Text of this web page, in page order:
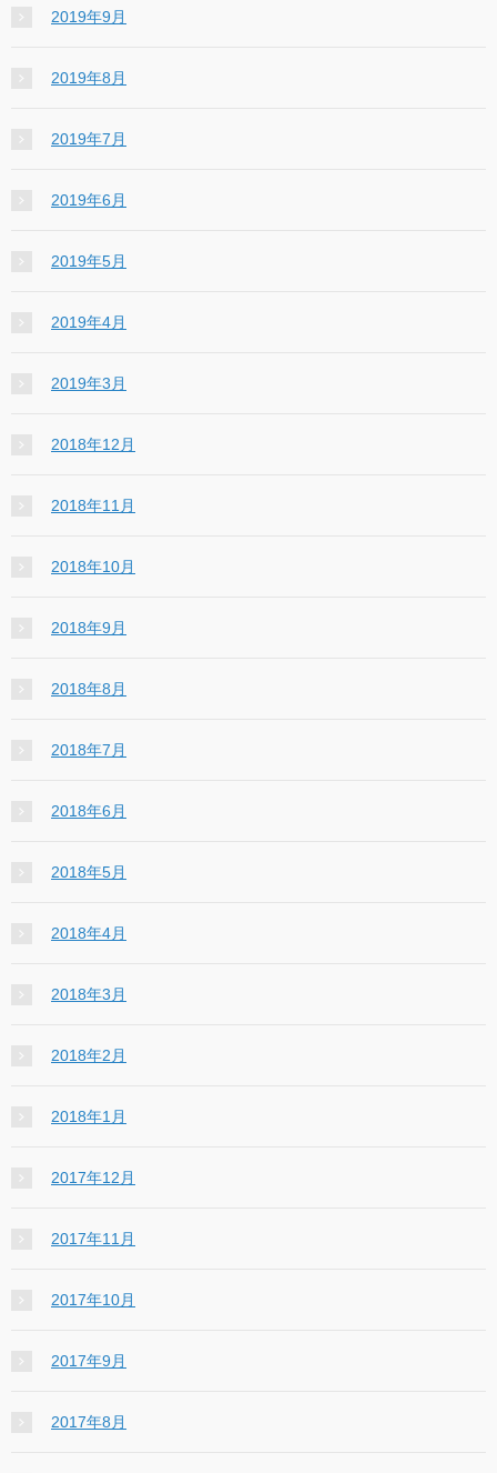
2019年9月
2019年8月
2019年7月
2019年6月
2019年5月
2019年4月
2019年3月
2018年12月
2018年11月
2018年10月
2018年9月
2018年8月
2018年7月
2018年6月
2018年5月
2018年4月
2018年3月
2018年2月
2018年1月
2017年12月
2017年11月
2017年10月
2017年9月
2017年8月